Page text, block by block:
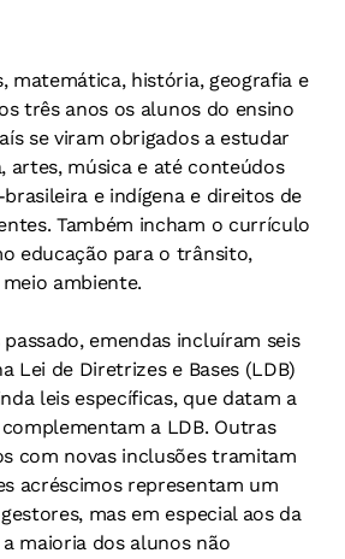
matemática, história, geografia e
três anos os alunos do ensino
se viram obrigados a estudar
artes, música e até conteúdos
e indígena e direitos de
Também incham o currículo
educação para o trânsito,
ambiente.
emendas incluíram seis
Lei de Diretrizes e Bases (LDB)
leis específicas, que datam a
a LDB. Outras
com novas inclusões tramitam
acréscimos representam um
mas em especial aos da
maioria dos alunos não